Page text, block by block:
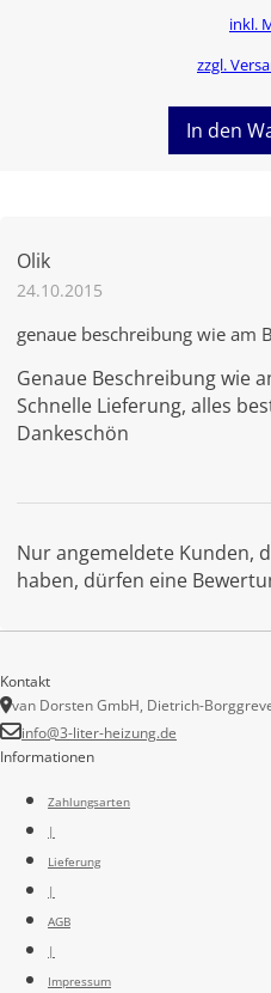
inkl.
zzgl.
In den
Olik
24.10.2015
genaue beschreibung wie am
Genaue Beschreibung wie
Schnelle Lieferung, alles
Dankeschön
Nur angemeldete Kunden,
haben, dürfen eine
Informationen
Zahlungsarten
|
Lieferung
|
AGB
|
Impressum
Kontakt
van Dorsten GmbH, Dietrich-
info@3-liter-heizung.de